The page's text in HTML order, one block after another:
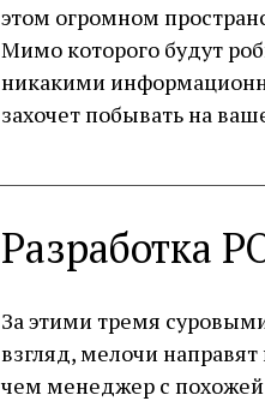
этом огромном
Мимо которого будут
никакими
захочет побывать на
Разработка
За этими тремя
взгляд, мелочи
чем менеджер с похожей